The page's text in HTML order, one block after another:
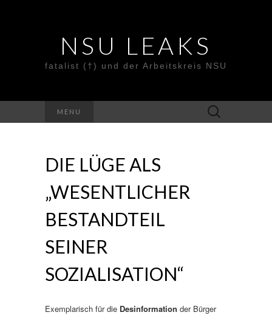
NSU LEAKS
fatalist (†) und der Arbeitskreis NSU
MENU
Suche
nach:
DIE LÜGE ALS
„WESENTLICHER
BESTANDTEIL
SEINER
SOZIALISATION“
Exemplarisch für die Desinformation der Bürger